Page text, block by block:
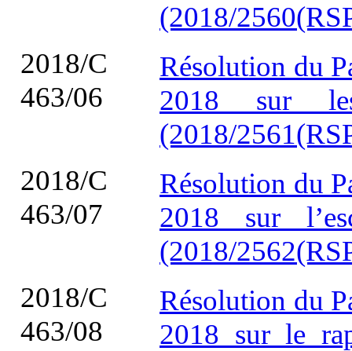
(2018/
2018/C
463/06
Résolution du
2018 sur
(2018/
2018/C
463/07
Résolution du
2018 sur
(2018/
2018/C
463/08
Résolution du
2018 sur le